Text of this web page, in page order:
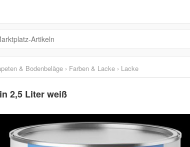
& Bodenbeläge › Farben & Lacke › Lacke
2,5 Liter weiß